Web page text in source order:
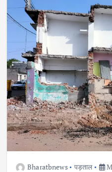
Bharatbnews पड़ताल